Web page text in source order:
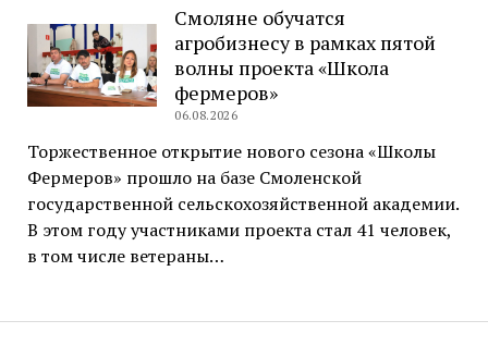
Смоляне обучатся
агробизнесу в рамках пятой
волны проекта «Школа
фермеров»
06.08.2026
Торжественное открытие нового сезона «Школы
Фермеров» прошло на базе Смоленской
государственной сельскохозяйственной академии.
В этом году участниками проекта стал 41 человек,
в том числе ветераны…